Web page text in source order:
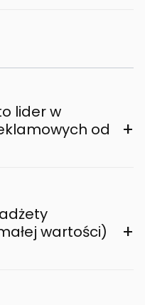
lider w
od
+
wartości)
+